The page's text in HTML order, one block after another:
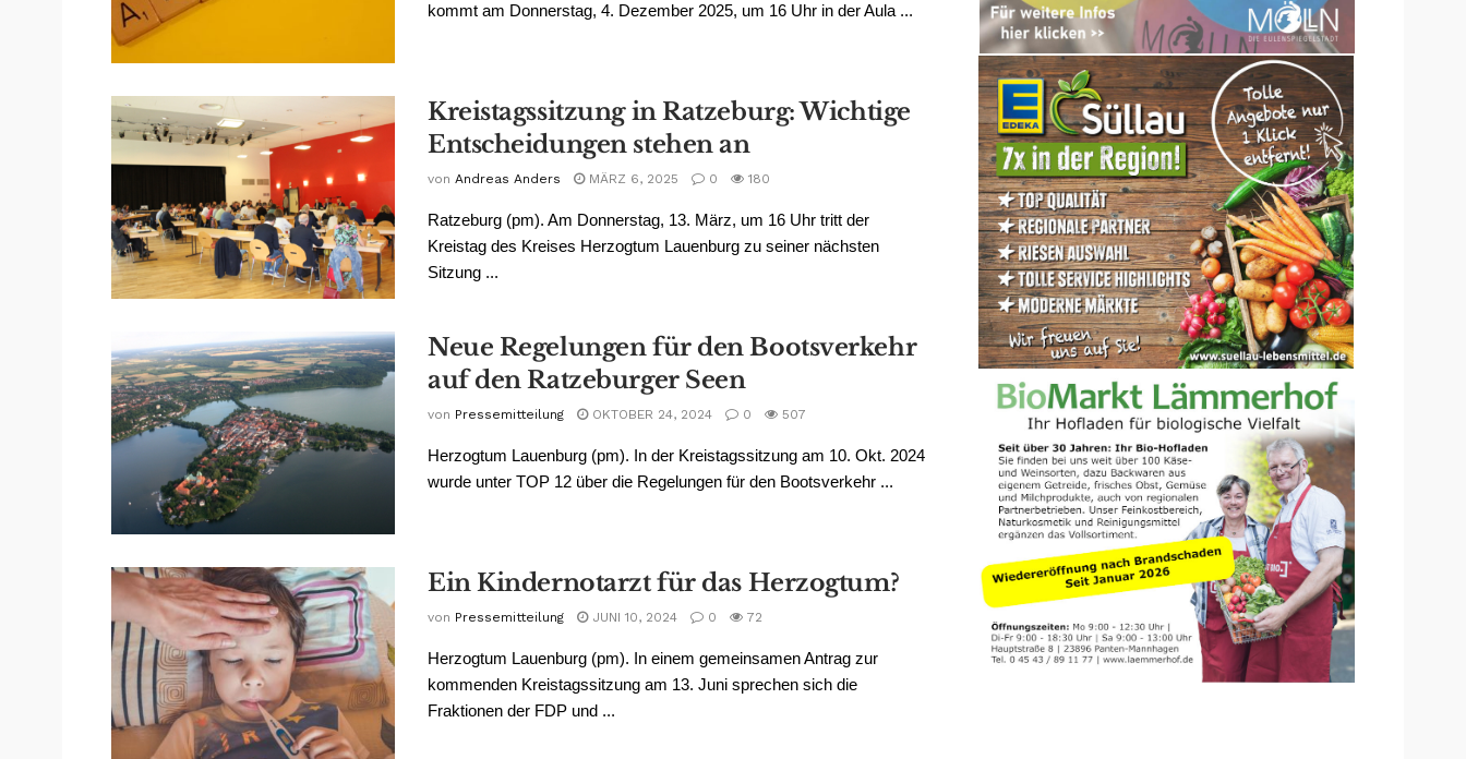
kommt am Donnerstag, 4. Dezember 2025, um 16 Uhr in der Aula ...
Kreistagssitzung in Ratzeburg: Wichtige
Entscheidungen stehen an
von Andreas Anders MÄRZ 6, 2025 0 180
Ratzeburg (pm). Am Donnerstag, 13. März, um 16 Uhr tritt der
Kreistag des Kreises Herzogtum Lauenburg zu seiner nächsten
Sitzung ...
Neue Regelungen für den Bootsverkehr
auf den Ratzeburger Seen
von Pressemitteilung OKTOBER 24, 2024 0 507
Herzogtum Lauenburg (pm). In der Kreistagssitzung am 10. Okt. 2024
wurde unter TOP 12 über die Regelungen für den Bootsverkehr ...
Ein Kindernotarzt für das Herzogtum?
von Pressemitteilung JUNI 10, 2024 0 72
Herzogtum Lauenburg (pm). In einem gemeinsamen Antrag zur
kommenden Kreistagssitzung am 13. Juni sprechen sich die
Fraktionen der FDP und ...